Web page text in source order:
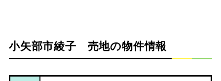
小矢部市綾子 売地の物件情報